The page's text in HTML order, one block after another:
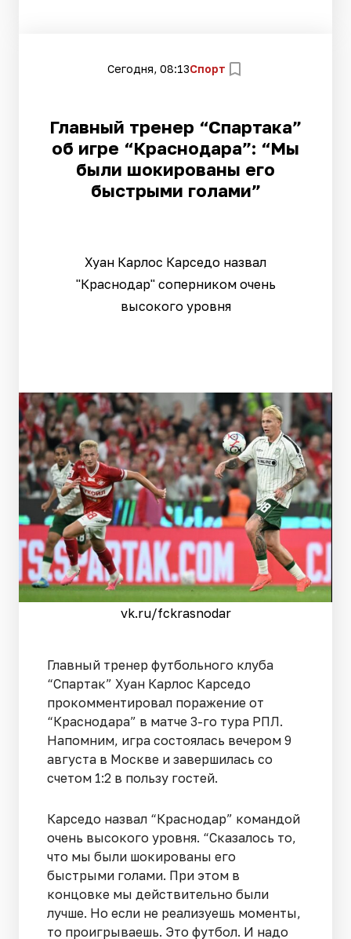
Сегодня, 08:13Спорт
Главный тренер “Спартака”
об игре “Краснодара”: “Мы
были шокированы его
быстрыми голами”
Хуан Карлос Карседо назвал
"Краснодар" соперником очень
высокого уровня
vk.ru/fckrasnodar
Главный тренер футбольного клуба
“Спартак” Хуан Карлос Карседо
прокомментировал поражение от
“Краснодара” в матче 3-го тура РПЛ.
Напомним, игра состоялась вечером 9
августа в Москве и завершилась со
счетом 1:2 в пользу гостей.
Карседо назвал “Краснодар” командой
очень высокого уровня. “Сказалось то,
что мы были шокированы его
быстрыми голами. При этом в
концовке мы действительно были
лучше. Но если не реализуешь моменты,
то проигрываешь. Это футбол. И надо